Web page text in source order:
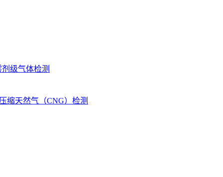
剂级气体检测
缩天然气（CNG）检测